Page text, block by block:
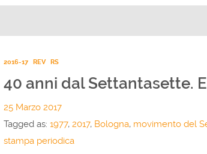
2016-17 REV RS
40 anni dal Settantasette.
25 Marzo 2017
Tagged as: 1977, 2017, Bologna, movimento del
stampa periodica